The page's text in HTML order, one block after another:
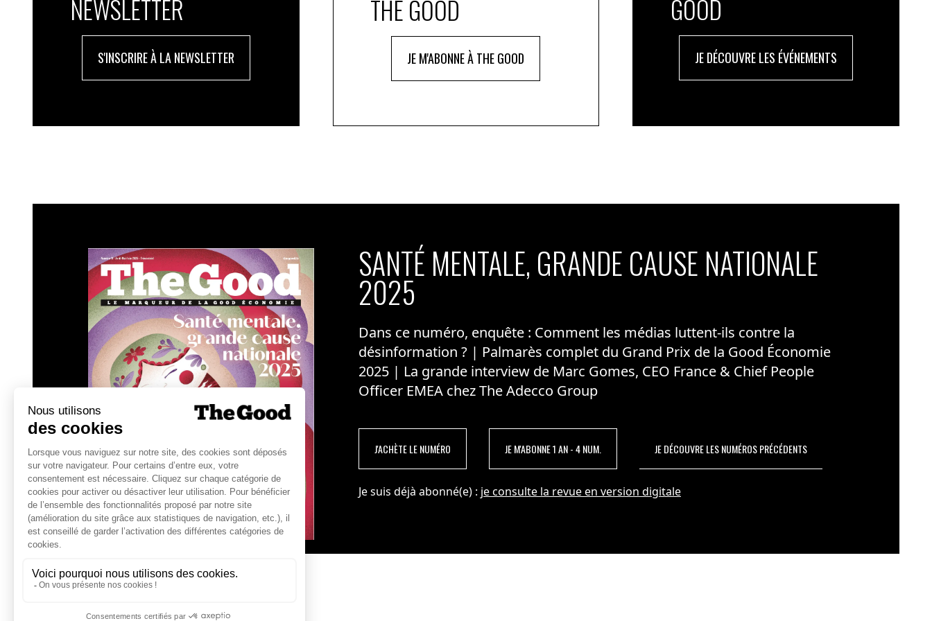
NEWSLETTER
S'INSCRIRE À LA NEWSLETTER
THE GOOD
JE M'ABONNE À THE GOOD
GOOD
JE DÉCOUVRE LES ÉVÉNEMENTS
SANTÉ MENTALE, GRANDE CAUSE NATIONALE
2025
Dans ce numéro, enquête : Comment les médias luttent-ils contre la
désinformation ? | Palmarès complet du Grand Prix de la Good Économie
2025 | La grande interview de Marc Gomes, CEO France & Chief People
Officer EMEA chez The Adecco Group
J'ACHÈTE LE NUMÉRO JE M'ABONNE 1 AN - 4 NUM. JE DÉCOUVRE LES NUMÉROS PRÉCÉDENTS
Je suis déjà abonné(e) : je consulte la revue en version digitale